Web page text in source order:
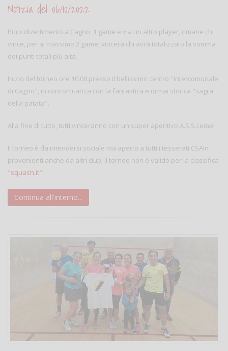
Notizia del 06/10/2022
Puro divertimento a Cagno: 1 game e via un altro player, rimane chi
vince, per al massimo 2 game, vincerà chi avrà totalizzato la somma
dei punti totali più alta.
Inizio del torneo ore 10:00 presso il bellissimo centro "Intercomunale
di Cagno", in concomitanza con la fantastica e ormai storica "sagra
della patata".
Alla fine di tutto, tutti vinceranno con un super aperitivo A.S.S.I.eme!
Il torneo è da intendersi sociale ma aperto a tutti i tesserati CSAIn
provenienti anche da altri club; il torneo non è valido per la classifica
"squash.it "
Continua all'interno...